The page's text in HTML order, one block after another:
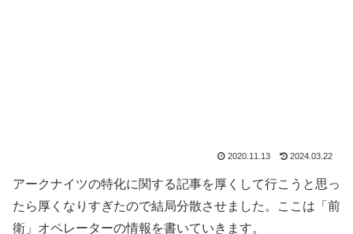
2020.11.13 2024.03.22
アークナイツの特化に関する記事を厚くして行こうと思っ
たら厚くなりすぎたので結局分散させました。ここは「前
衛」オペレーターの情報を書いていきます。